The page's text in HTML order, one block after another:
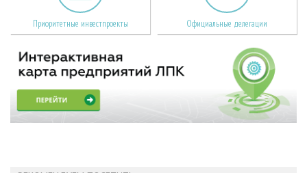
Приоритетные инвестпроекты Официальные делегации